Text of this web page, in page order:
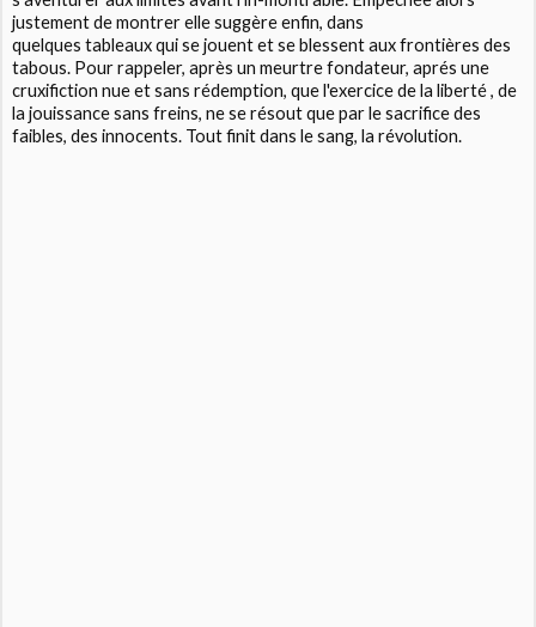
justement de montrer elle suggère enfin, dans
quelques tableaux qui se jouent et se blessent aux frontières des
tabous. Pour rappeler, après un meurtre fondateur, aprés une
cruxifiction nue et sans rédemption, que l'exercice de la liberté , de
la jouissance sans freins, ne se résout que par le sacrifice des
faibles, des innocents. Tout finit dans le sang, la révolution.